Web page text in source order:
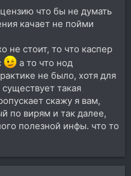
что бы не думать
качает не пойми
не стоит, то что каспер
а то что нод
не было, хотя для
такая
скажу я вам,
по вирям и так далее,
полезной инфы. что то